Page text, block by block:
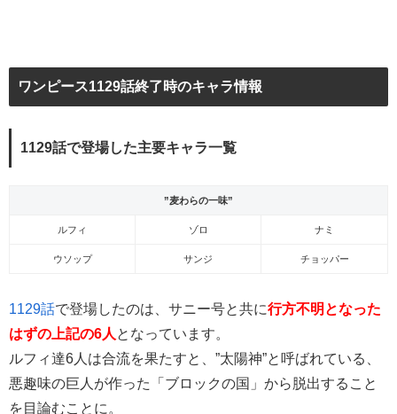
ワンピース1129話終了時のキャラ情報
1129話で登場した主要キャラ一覧
”麦わらの一味”
ルフィ ゾロ ナミ
ウソップ サンジ チョッパー
1129話で登場したのは、サニー号と共に行方不明となった
はずの上記の6人 となっています。
ルフィ達6人は合流を果たすと、”太陽神”と呼ばれている、
悪趣味の巨人が作った「ブロックの国」から脱出すること
を目論むことに。